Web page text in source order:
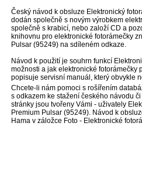
Český návod k obsluze Elektronický
dodán společně s novým výrobkem
společně s krabicí, nebo založí CD a
knihovnu pro elektronické fotorámečky
Pulsar (95249) na sdíleném odkaze.
Návod k použití je souhrn funkcí
možnosti a jak elektronické
popisuje servisní manuál, který obvykle
Chcete-li nám pomoci s rošířením
s odkazem ke stažení českého návodu
stránky jsou tvořeny Vámi - uživately
Premium Pulsar (95249). Návod k
Hama v záložce Foto - Elektronické